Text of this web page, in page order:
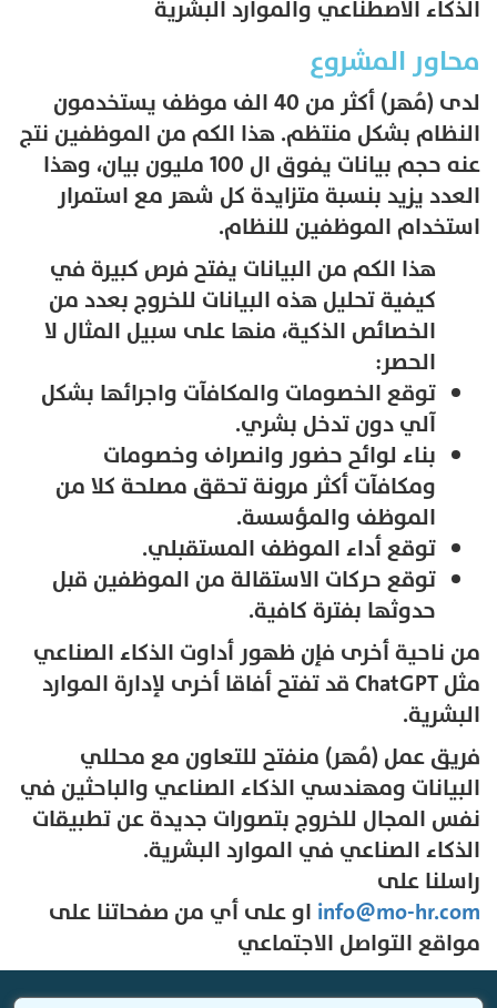
الذكاء الاصطناعي والموارد البشرية
محاور المشروع
لدى (مُهر) أكثر من 40 الف موظف يستخدمون
النظام بشكل منتظم. هذا الكم من الموظفين نتج
عنه حجم بيانات يفوق ال 100 مليون بيان، وهذا
العدد يزيد بنسبة متزايدة كل شهر مع استمرار
استخدام الموظفين للنظام.
هذا الكم من البيانات يفتح فرص كبيرة في
كيفية تحليل هذه البيانات للخروج بعدد من
الخصائص الذكية، منها على سبيل المثال لا
الحصر:
توقع الخصومات والمكافآت واجرائها بشكل
آلي دون تدخل بشري.
بناء لوائح حضور وانصراف وخصومات
ومكافآت أكثر مرونة تحقق مصلحة كلا من
الموظف والمؤسسة.
توقع أداء الموظف المستقبلي.
توقع حركات الاستقالة من الموظفين قبل
حدوثها بفترة كافية.
من ناحية أخرى فإن ظهور أداوت الذكاء الصناعي
مثل ChatGPT قد تفتح أفاقا أخرى لإدارة الموارد
البشرية.
فريق عمل (مُهر) منفتح للتعاون مع محللي
البيانات ومهندسي الذكاء الصناعي والباحثين في
نفس المجال للخروج بتصورات جديدة عن تطبيقات
الذكاء الصناعي في الموارد البشرية.
راسلنا على
info@mo-hr.com او على أي من صفحاتنا على
مواقع التواصل الاجتماعي